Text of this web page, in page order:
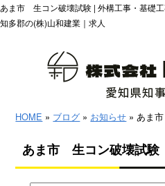
あま市 生コン破壊試験 | 外構工事・基礎
知多郡の(株)山和建業｜求人
HOME » ブログ » お知らせ » あま
あま市 生コン破壊試験